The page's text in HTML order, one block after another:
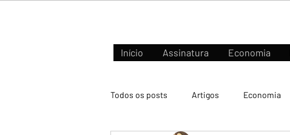
Início Assinatura Economia
Todos os posts Artigos Economia